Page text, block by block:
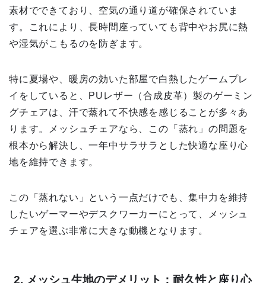
素材でできており、空気の通り道が確保されていま
す。これにより、長時間座っていても背中やお尻に熱
や湿気がこもるのを防ぎます。
特に夏場や、暖房の効いた部屋で白熱したゲームプレ
イをしていると、PUレザー（合成皮革）製のゲーミン
グチェアは、汗で蒸れて不快感を感じることが多々あ
ります。メッシュチェアなら、この「蒸れ」の問題を
根本から解決し、一年中サラサラとした快適な座り心
地を維持できます。
この「蒸れない」という一点だけでも、集中力を維持
したいゲーマーやデスクワーカーにとって、メッシュ
チェアを選ぶ非常に大きな動機となります。
2. メッシュ生地のデメリット：耐久性と座り心